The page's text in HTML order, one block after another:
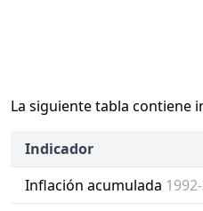
La siguiente tabla contiene
Indicador
Inflación acumulada